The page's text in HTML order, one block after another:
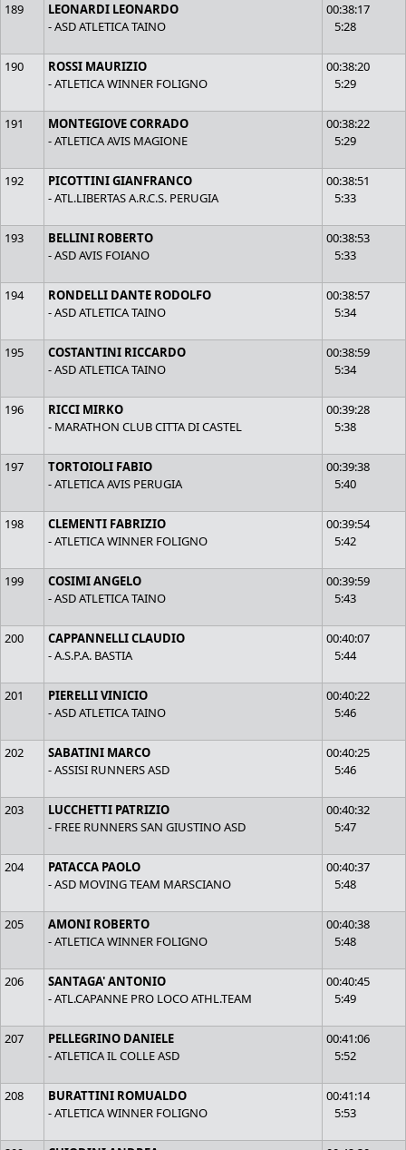
189
LEONARDI LEONARDO
- ASD ATLETICA TAINO
00:38:17
5:28
190
ROSSI MAURIZIO
- ATLETICA WINNER FOLIGNO
00:38:20
5:29
191
MONTEGIOVE CORRADO
- ATLETICA AVIS MAGIONE
00:38:22
5:29
192
PICOTTINI GIANFRANCO
- ATL.LIBERTAS A.R.C.S. PERUGIA
00:38:51
5:33
193
BELLINI ROBERTO
- ASD AVIS FOIANO
00:38:53
5:33
194
RONDELLI DANTE RODOLFO
- ASD ATLETICA TAINO
00:38:57
5:34
195
COSTANTINI RICCARDO
- ASD ATLETICA TAINO
00:38:59
5:34
196
RICCI MIRKO
- MARATHON CLUB CITTA DI CASTEL
00:39:28
5:38
197
TORTOIOLI FABIO
- ATLETICA AVIS PERUGIA
00:39:38
5:40
198
CLEMENTI FABRIZIO
- ATLETICA WINNER FOLIGNO
00:39:54
5:42
199
COSIMI ANGELO
- ASD ATLETICA TAINO
00:39:59
5:43
200
CAPPANNELLI CLAUDIO
- A.S.P.A. BASTIA
00:40:07
5:44
201
PIERELLI VINICIO
- ASD ATLETICA TAINO
00:40:22
5:46
202
SABATINI MARCO
- ASSISI RUNNERS ASD
00:40:25
5:46
203
LUCCHETTI PATRIZIO
- FREE RUNNERS SAN GIUSTINO ASD
00:40:32
5:47
204
PATACCA PAOLO
- ASD MOVING TEAM MARSCIANO
00:40:37
5:48
205
AMONI ROBERTO
- ATLETICA WINNER FOLIGNO
00:40:38
5:48
206
SANTAGA' ANTONIO
- ATL.CAPANNE PRO LOCO ATHL.TEAM
00:40:45
5:49
207
PELLEGRINO DANIELE
- ATLETICA IL COLLE ASD
00:41:06
5:52
208
BURATTINI ROMUALDO
- ATLETICA WINNER FOLIGNO
00:41:14
5:53